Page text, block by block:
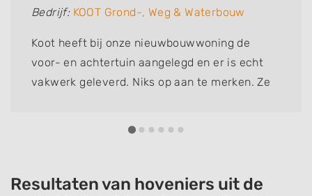
Bedrijf: KOOT Grond-, Weg & Waterbouw
Koot heeft bij onze nieuwbouwwoning de
voor- en achtertuin aangelegd en er is echt
vakwerk geleverd. Niks op aan te merken. Ze
Resultaten van hoveniers uit de